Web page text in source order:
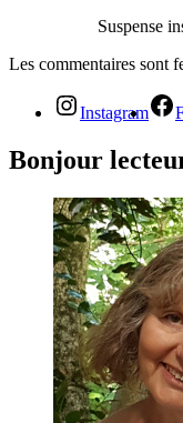
Suspense
Les commentaires sont
Instagram
Bonjour